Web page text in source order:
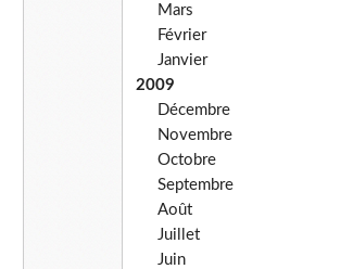
Mars
Février
Janvier
2009
Décembre
Novembre
Octobre
Septembre
Août
Juillet
Juin